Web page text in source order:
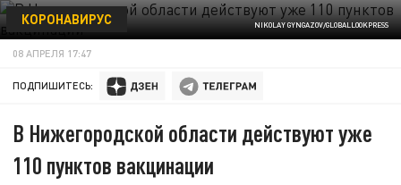
NIKOLAY GYNGAZOV/GLOBALLOOKPRESS
КОРОНАВИРУС
08 АПРЕЛЯ 17:47
ПОДПИШИТЕСЬ:
В Нижегородской области действуют уже
110 пунктов вакцинации